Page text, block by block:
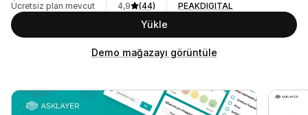
Ücretsiz plan mevcut
4,9
(44)
PEAKDIGITAL
Yükle
Demo mağazayı görüntüle